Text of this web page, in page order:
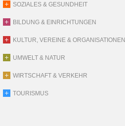
SOZIALES & GESUNDHEIT
BILDUNG & EINRICHTUNGEN
KULTUR, VEREINE & ORGANISATIONEN
UMWELT & NATUR
WIRTSCHAFT & VERKEHR
TOURISMUS